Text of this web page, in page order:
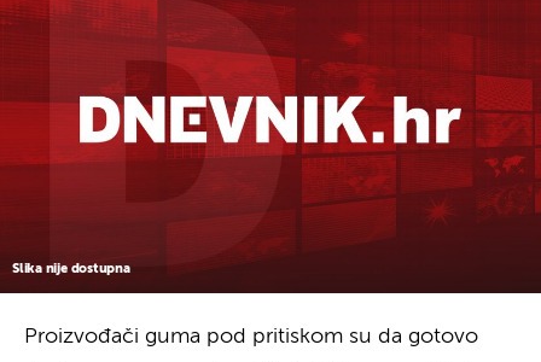
Slika nije dostupna
Proizvođači guma pod pritiskom su da gotovo